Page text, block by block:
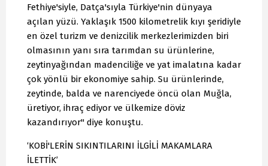
Fethiye'siyle, Datça'sıyla Türkiye'nin dünyaya
açılan yüzü. Yaklaşık 1500 kilometrelik kıyı şeridiyle
en özel turizm ve denizcilik merkezlerimizden biri
olmasının yanı sıra tarımdan su ürünlerine,
zeytinyağından madenciliğe ve yat imalatına kadar
çok yönlü bir ekonomiye sahip. Su ürünlerinde,
zeytinde, balda ve narenciyede öncü olan Muğla,
üretiyor, ihraç ediyor ve ülkemize döviz
kazandırıyor" diye konuştu.
‘KOBİ'LERİN SIKINTILARINI İLGİLİ MAKAMLARA
İLETTİK’